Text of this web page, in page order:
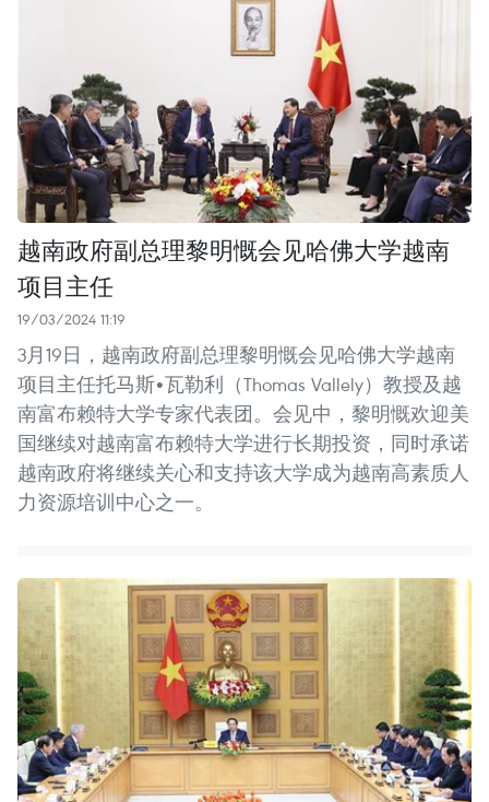
越南政府副总理黎明慨会见哈佛大学越南
项目主任
19/03/2024 11:19
3月19日，越南政府副总理黎明慨会见哈佛大学越南
项目主任托马斯•瓦勒利（Thomas Vallely）教授及越
南富布赖特大学专家代表团。会见中，黎明慨欢迎美
国继续对越南富布赖特大学进行长期投资，同时承诺
越南政府将继续关心和支持该大学成为越南高素质人
力资源培训中心之一。